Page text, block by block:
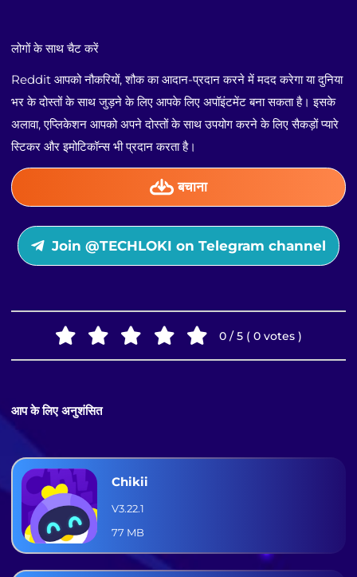
लोगों के साथ चैट करें
Reddit आपको नौकरियों, शौक का आदान-प्रदान करने में मदद करेगा या दुनिया
भर के दोस्तों के साथ जुड़ने के लिए आपके लिए अपॉइंटमेंट बना सकता है। इसके
अलावा, एप्लिकेशन आपको अपने दोस्तों के साथ उपयोग करने के लिए सैकड़ों प्यारे
स्टिकर और इमोटिकॉन्स भी प्रदान करता है।
बचाना
Join @TECHLOKI on Telegram channel
0 / 5 ( 0 votes )
आप के लिए अनुशंसित
Chikii
V3.22.1
77 MB